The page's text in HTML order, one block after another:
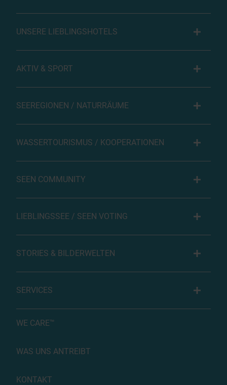
UNSERE LIEBLINGSHOTELS
AKTIV & SPORT
SEEREGIONEN / NATURRÄUME
WASSERTOURISMUS / KOOPERATIONEN
SEEN COMMUNITY
LIEBLINGSSEE / SEEN VOTING
STORIES & BILDERWELTEN
SERVICES
WE CARE™
WAS UNS ANTREIBT
KONTAKT